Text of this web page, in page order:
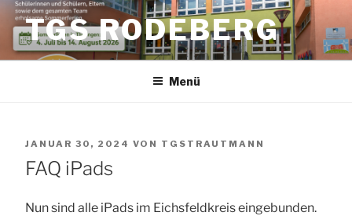
Zum
Inhalt
springenTGS RODEBERG
Menü
VERÖFFENTLICHT
AM
JANUAR 30, 2024 VON TGSTRAUTMANN
FAQ iPads
Nun sind alle iPads im Eichsfeldkreis eingebunden.